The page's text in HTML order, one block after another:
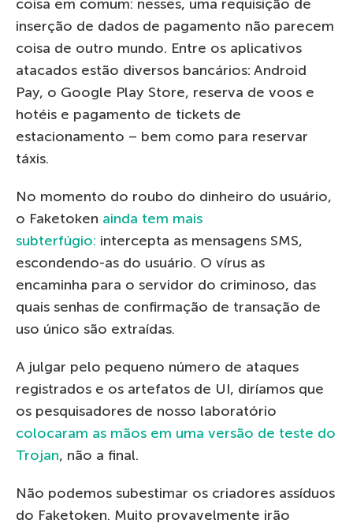
coisa em comum: nesses, uma requisição de
inserção de dados de pagamento não parecem
coisa de outro mundo. Entre os aplicativos
atacados estão diversos bancários: Android
Pay, o Google Play Store, reserva de voos e
hotéis e pagamento de tickets de
estacionamento – bem como para reservar
táxis.
No momento do roubo do dinheiro do usuário,
o Faketoken ainda tem mais
subterfúgio: intercepta as mensagens SMS,
escondendo-as do usuário. O vírus as
encaminha para o servidor do criminoso, das
quais senhas de confirmação de transação de
uso único são extraídas.
A julgar pelo pequeno número de ataques
registrados e os artefatos de UI, diríamos que
os pesquisadores de nosso laboratório
colocaram as mãos em uma versão de teste do
Trojan, não a final.
Não podemos subestimar os criadores assíduos
do Faketoken. Muito provavelmente irão